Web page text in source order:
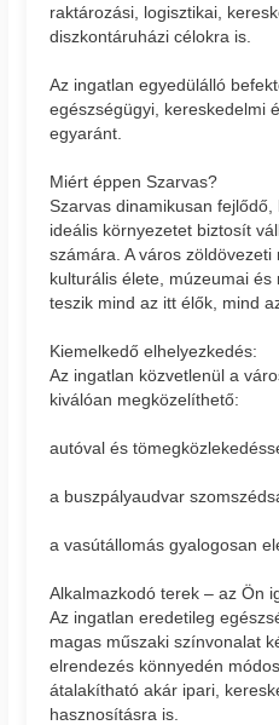
raktározási, logisztikai,
diszkontáruházi célokra is.
Az ingatlan egyedülálló
egészségügyi, kereskedelmi
egyaránt.
Miért éppen Szarvas?
Szarvas dinamikusan
ideális környezetet biztosít
számára. A város
kulturális élete, múzeumai és
teszik mind az itt élők, mind
Kiemelkedő elhelyezkedés:
Az ingatlan közvetlenül a
kiválóan megközelíthető:
autóval és
a buszpályaudvar
a vasútállomás gyalogosan
Alkalmazkodó terek – az Ön
Az ingatlan eredetileg
magas műszaki színvonalat
elrendezés könnyedén
átalakítható akár ipari,
hasznosításra is.